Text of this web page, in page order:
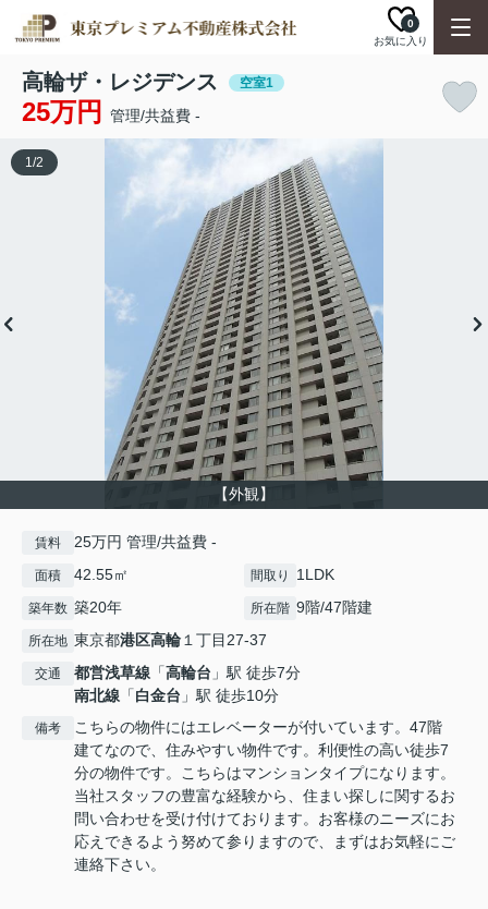
お気に入り
0
高輪ザ・レジデンス 空室1
25万円 管理/共益費 -
【外観】
1/2
賃料 25万円 管理/共益費 -
面積 42.55㎡ 間取り 1LDK
築年数 築20年 所在階 9階/47階建
所在地 東京都港区高輪１丁目27-37
交通 都営浅草線 「高輪台 」駅 徒歩7分
南北線 「白金台 」駅 徒歩10分
備考
こちらの物件にはエレベーターが付いています。47階
建てなので、住みやすい物件です。利便性の高い徒歩7
分の物件です。こちらはマンションタイプになります。
当社スタッフの豊富な経験から、住まい探しに関するお
問い合わせを受け付けております。お客様のニーズにお
応えできるよう努めて参りますので、まずはお気軽にご
連絡下さい。